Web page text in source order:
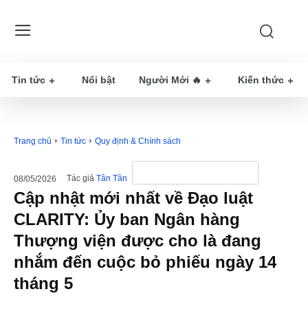
Tin tức Nổi bật Người Mới 🔥 Kiến thức
Trang chủ Tin tức Quy định & Chính sách
08/05/2026 Tác giả Tân Tân
Cập nhật mới nhất về Đạo luật
CLARITY: Ủy ban Ngân hàng
Thượng viện được cho là đang
nhắm đến cuộc bỏ phiếu ngày 14
tháng 5